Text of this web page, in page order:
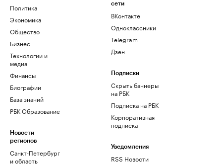
Политика
Экономика
Общество
Бизнес
Технологии и
медиа
Финансы
Биографии
База знаний
РБК Образование
Новости
регионов
Санкт-Петербург
и область
сети
ВКонтакте
Одноклассники
Telegram
Дзен
Подписки
Скрыть баннеры
на РБК
Подписка на РБК
Корпоративная
подписка
Уведомления
RSS Новости